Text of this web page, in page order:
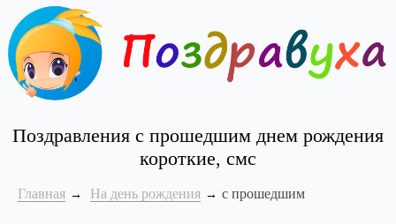
Поздравления с прошедшим днем рождения
короткие, смс
Главная На день рождения с прошедшим